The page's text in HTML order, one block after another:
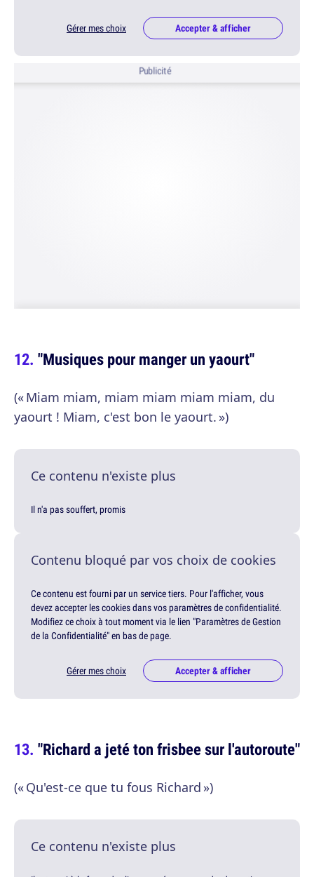
Gérer mes choix Accepter & afficher
Publicité
"Musiques pour manger un yaourt"
(« Miam miam, miam miam miam miam, du
yaourt ! Miam, c'est bon le yaourt. »)
Ce contenu n'existe plus
Il n'a pas souffert, promis
Contenu bloqué par vos choix de cookies
Ce contenu est fourni par un service tiers. Pour l'afficher, vous
devez accepter les cookies dans vos paramètres de confidentialité.
Modifiez ce choix à tout moment via le lien "Paramètres de Gestion
de la Confidentialité" en bas de page.
Gérer mes choix Accepter & afficher
"Richard a jeté ton frisbee sur l'autoroute"
(« Qu'est-ce que tu fous Richard »)
Ce contenu n'existe plus